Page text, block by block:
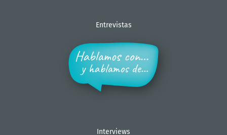
Entrevistas
Interviews